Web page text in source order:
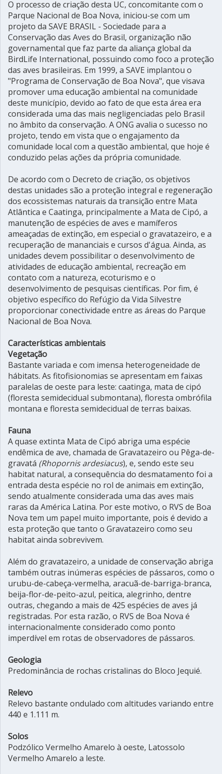
O processo de criação desta UC, concomitante com o
Parque Nacional de Boa Nova, iniciou-se com um
projeto da SAVE BRASIL - Sociedade para a
Conservação das Aves do Brasil, organização não
governamental que faz parte da aliança global da
BirdLife International, possuindo como foco a proteção
das aves brasileiras. Em 1999, a SAVE implantou o
"Programa de Conservação de Boa Nova", que visava
promover uma educação ambiental na comunidade
deste município, devido ao fato de que esta área era
considerada uma das mais negligenciadas pelo Brasil
no âmbito da conservação. A ONG avalia o sucesso no
projeto, tendo em vista que o engajamento da
comunidade local com a questão ambiental, que hoje é
conduzido pelas ações da própria comunidade.
De acordo com o Decreto de criação, os objetivos
destas unidades são a proteção integral e regeneração
dos ecossistemas naturais da transição entre Mata
Atlântica e Caatinga, principalmente a Mata de Cipó, a
manutenção de espécies de aves e mamíferos
ameaçadas de extinção, em especial o gravatazeiro, e a
recuperação de mananciais e cursos d'água. Ainda, as
unidades devem possibilitar o desenvolvimento de
atividades de educação ambiental, recreação em
contato com a natureza, ecoturismo e o
desenvolvimento de pesquisas científicas. Por fim, é
objetivo específico do Refúgio da Vida Silvestre
proporcionar conectividade entre as áreas do Parque
Nacional de Boa Nova.
Características ambientais
Vegetação
Bastante variada e com imensa heterogeneidade de
hábitats. As fitofisionomias se apresentam em faixas
paralelas de oeste para leste: caatinga, mata de cipó
(floresta semidecidual submontana), floresta ombrófila
montana e floresta semidecidual de terras baixas.
Fauna
A quase extinta Mata de Cipó abriga uma espécie
endêmica de ave, chamada de Gravatazeiro ou Pêga-de-
gravatá (Rhopornis ardesiacus), e, sendo este seu
habitat natural, a consequência do desmatamento foi a
entrada desta espécie no rol de animais em extinção,
sendo atualmente considerada uma das aves mais
raras da América Latina. Por este motivo, o RVS de Boa
Nova tem um papel muito importante, pois é devido a
esta proteção que tanto o Gravatazeiro como seu
habitat ainda sobrevivem.
Além do gravatazeiro, a unidade de conservação abriga
também outras inúmeras espécies de pássaros, como o
urubu-de-cabeça-vermelha, aracuã-de-barriga-branca,
beija-flor-de-peito-azul, peitica, alegrinho, dentre
outras, chegando a mais de 425 espécies de aves já
registradas. Por esta razão, o RVS de Boa Nova é
internacionalmente considerado como ponto
imperdível em rotas de observadores de pássaros.
Geologia
Predominância de rochas cristalinas do Bloco Jequié.
Relevo
Relevo bastante ondulado com altitudes variando entre
440 e 1.111 m.
Solos
Podzólico Vermelho Amarelo à oeste, Latossolo
Vermelho Amarelo a leste.